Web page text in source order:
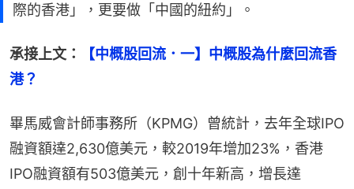
際的香港」，更要做「中國的紐約」。
承接上文：
【中概股回流．一】中概股為什麼回流香
港？
畢馬威會計師事務所（KPMG）曾統計，去年全球IPO
融資額達2,630億美元，較2019年增加23%，香港
IPO融資額有503億美元，創十年新高，增長達